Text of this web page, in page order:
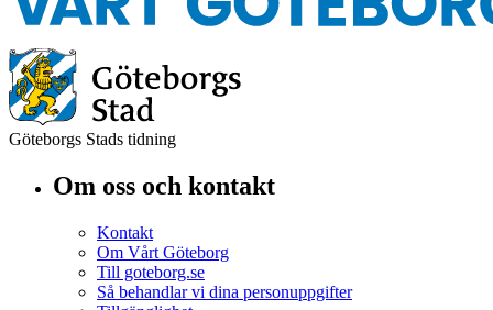
Göteborgs Stads tidning
Om oss och kontakt
Kontakt
Om Vårt Göteborg
Till goteborg.se
Så behandlar vi dina personuppgifter